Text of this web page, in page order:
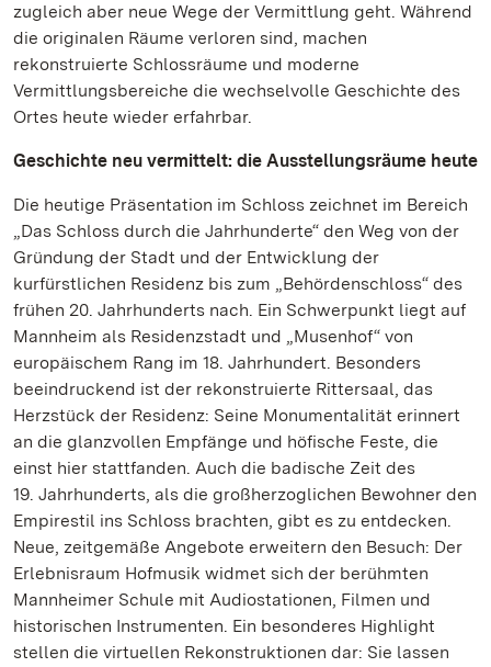
zugleich aber neue Wege der Vermittlung geht. Während
die originalen Räume verloren sind, machen
rekonstruierte Schlossräume und moderne
Vermittlungsbereiche die wechselvolle Geschichte des
Ortes heute wieder erfahrbar.
Geschichte neu vermittelt: die Ausstellungsräume heute
Die heutige Präsentation im Schloss zeichnet im Bereich
„Das Schloss durch die Jahrhunderte“ den Weg von der
Gründung der Stadt und der Entwicklung der
kurfürstlichen Residenz bis zum „Behördenschloss“ des
frühen 20. Jahrhunderts nach. Ein Schwerpunkt liegt auf
Mannheim als Residenzstadt und „Musenhof“ von
europäischem Rang im 18. Jahrhundert. Besonders
beeindruckend ist der rekonstruierte Rittersaal, das
Herzstück der Residenz: Seine Monumentalität erinnert
an die glanzvollen Empfänge und höfische Feste, die
einst hier stattfanden. Auch die badische Zeit des
19. Jahrhunderts, als die großherzoglichen Bewohner den
Empirestil ins Schloss brachten, gibt es zu entdecken.
Neue, zeitgemäße Angebote erweitern den Besuch: Der
Erlebnisraum Hofmusik widmet sich der berühmten
Mannheimer Schule mit Audiostationen, Filmen und
historischen Instrumenten. Ein besonderes Highlight
stellen die virtuellen Rekonstruktionen dar: Sie lassen